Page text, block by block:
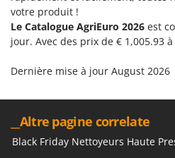
Tornado
Tre Spade
Trev - Abrek - TecnoVIR
U
Udor
votre produit !
Le Catalogue AgriEuro 2026 est
jour. Avec des prix de € 1,005.93
Dernière mise à jour August 2026
__Altre pagine correlate
Black Friday Nettoyeurs Haute